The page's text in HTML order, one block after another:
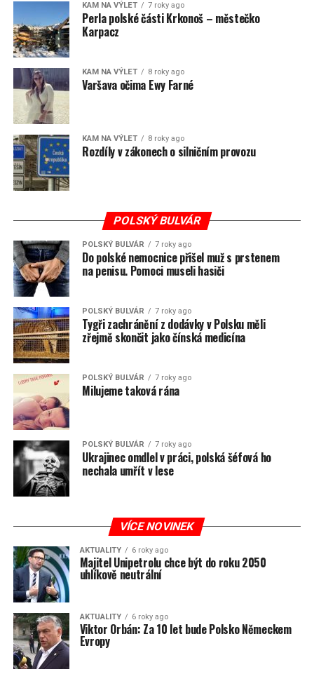
KAM NA VÝLET 7 roky ago
Perla polské části Krkonoš – městečko
Karpacz
KAM NA VÝLET 8 roky ago
Varšava očima Ewy Farné
KAM NA VÝLET 8 roky ago
Rozdíly v zákonech o silničním provozu
POLSKÝ BULVÁR
POLSKÝ BULVÁR 7 roky ago
Do polské nemocnice přišel muž s prstenem
na penisu. Pomoci museli hasiči
POLSKÝ BULVÁR 7 roky ago
Tygři zachránění z dodávky v Polsku měli
zřejmě skončit jako čínská medicína
POLSKÝ BULVÁR 7 roky ago
Milujeme taková rána
POLSKÝ BULVÁR 7 roky ago
Ukrajinec omdlel v práci, polská šéfová ho
nechala umřít v lese
VÍCE NOVINEK
AKTUALITY 6 roky ago
Majitel Unipetrolu chce být do roku 2050
uhlíkově neutrální
AKTUALITY 6 roky ago
Viktor Orbán: Za 10 let bude Polsko Německem
Evropy